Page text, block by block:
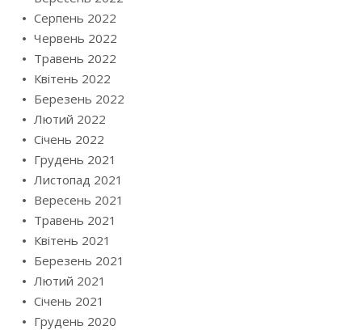
Серпень 2022
Червень 2022
Травень 2022
Квітень 2022
Березень 2022
Лютий 2022
Січень 2022
Грудень 2021
Листопад 2021
Вересень 2021
Травень 2021
Квітень 2021
Березень 2021
Лютий 2021
Січень 2021
Грудень 2020